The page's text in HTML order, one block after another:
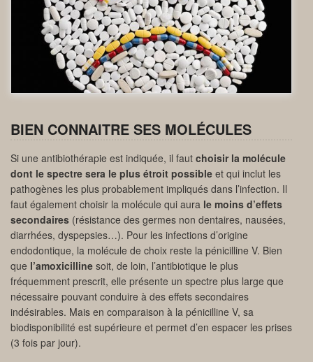
BIEN CONNAITRE SES MOLÉCULES
Si une antibiothérapie est indiquée, il faut choisir la molécule
dont le spectre sera le plus étroit possible et qui inclut les
pathogènes les plus probablement impliqués dans l’infection. Il
faut également choisir la molécule qui aura le moins d’effets
secondaires (résistance des germes non dentaires, nausées,
diarrhées, dyspepsies…). Pour les infections d’origine
endodontique, la molécule de choix reste la pénicilline V. Bien
que l’amoxicilline soit, de loin, l’antibiotique le plus
fréquemment prescrit, elle présente un spectre plus large que
nécessaire pouvant conduire à des effets secondaires
indésirables. Mais en comparaison à la pénicilline V, sa
biodisponibilité est supérieure et permet d’en espacer les prises
(3 fois par jour).